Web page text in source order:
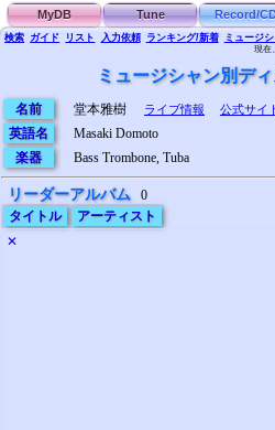
MyDB Tune Record/
検索 ガイド リスト 入力依頼 ランキング/新着 ミュージ
現在
ミュージシャン別デ
名前 堂本雅樹 ライブ情報 公式サイ
英語名
Masaki Domoto
楽器
Bass Trombone, Tuba
リーダーアルバム
0
タイトル
アーティスト
✕